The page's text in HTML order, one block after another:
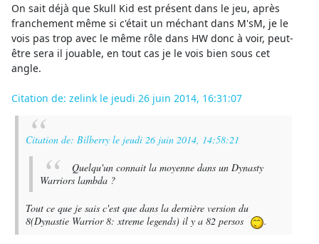
On sait déjà que Skull Kid est présent dans le jeu, après
franchement même si c'était un méchant dans M'sM, je le
vois pas trop avec le même rôle dans HW donc à voir, peut-
être sera il jouable, en tout cas je le vois bien sous cet
angle.
Citation de: zelink le jeudi 26 juin 2014, 16:31:07
Citation de: Bilberry le jeudi 26 juin 2014, 14:58:21
Quelqu'un connait la moyenne dans un Dynasty
Warriors lambda ?
Tout ce que je sais c'est que dans la dernière version du
8(Dynastie Warrior 8: xtreme legends) il y a 82 persos
.